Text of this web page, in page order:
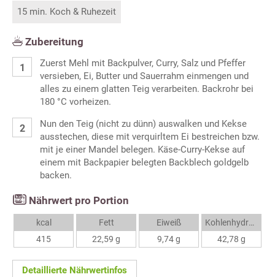
15 min. Koch & Ruhezeit
Zubereitung
Zuerst Mehl mit Backpulver, Curry, Salz und Pfeffer
versieben, Ei, Butter und Sauerrahm einmengen und
alles zu einem glatten Teig verarbeiten. Backrohr bei
180 °C vorheizen.
Nun den Teig (nicht zu dünn) auswalken und Kekse
ausstechen, diese mit verquirltem Ei bestreichen bzw.
mit je einer Mandel belegen. Käse-Curry-Kekse auf
einem mit Backpapier belegten Backblech goldgelb
backen.
Nährwert pro Portion
kcal
415
Fett
22,59 g
Eiweiß
9,74 g
Kohlenhydrate
42,78 g
Detaillierte Nährwertinfos